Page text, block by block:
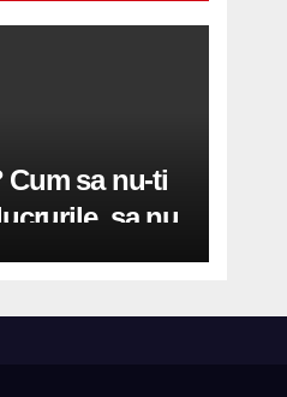
Cum sa nu-ti
sa nu
sau sa